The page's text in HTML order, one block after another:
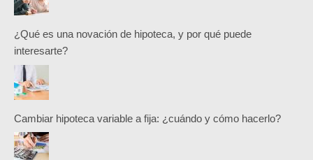
¿Qué es una novación de hipoteca, y por qué puede
interesarte?
Cambiar hipoteca variable a fija: ¿cuándo y cómo hacerlo?